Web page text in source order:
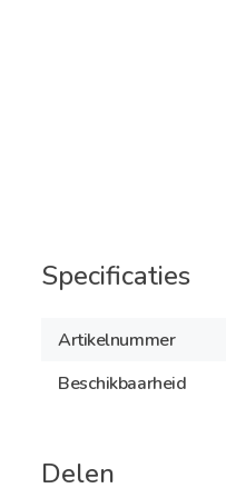
Specificaties
Artikelnummer
Beschikbaarheid
Delen